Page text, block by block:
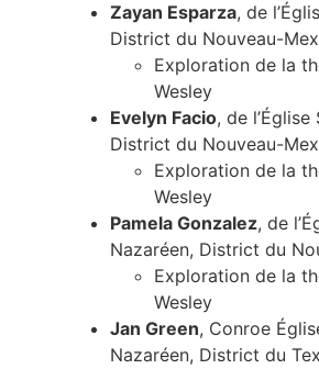
Zayan Esparza, de
District du Nouveau-
Exploration de la
Wesley
Evelyn Facio, de
District du Nouveau-
Exploration de la
Wesley
Pamela Gonzalez, de
Nazaréen, District du
Exploration de la
Wesley
Jan Green, Conroe
Nazaréen, District du